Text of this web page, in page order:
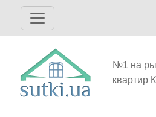
№1 на
квартир